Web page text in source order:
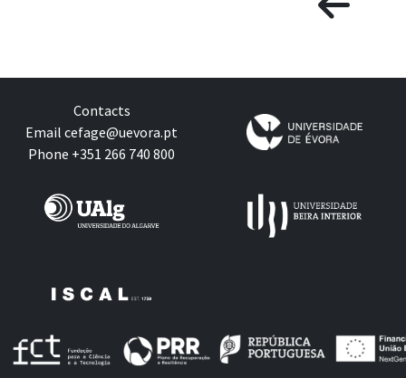
Contacts
Email cefage@uevora.pt
Phone +351 266 740 800